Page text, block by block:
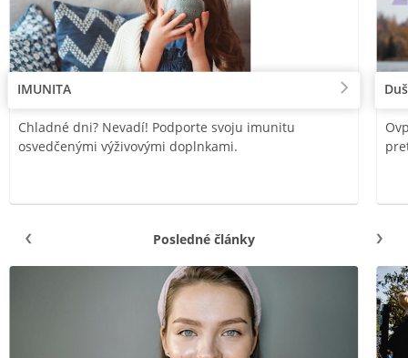
IMUNITA
Chladné dni? Nevadí! Podporte svoju imunitu
osvedčenými výživovými doplnkami.
Posledné články